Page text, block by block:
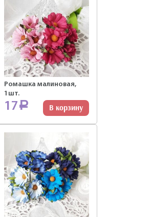
Ромашка малиновая,
1шт.
17 Р В корзину